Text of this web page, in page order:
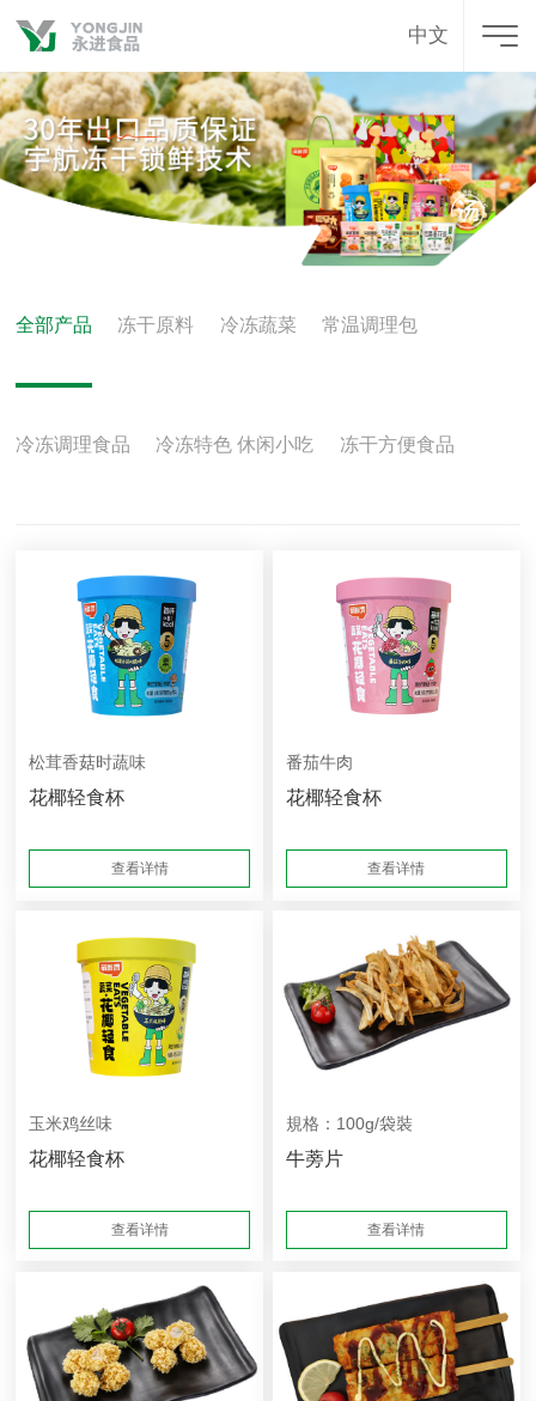
中文
全部产品 冻干原料 冷冻蔬菜 常温调理包
冷冻调理食品 冷冻特色 休闲小吃 冻干方便食品
松茸香菇时蔬味
花椰轻食杯
查看详情
番茄牛肉
花椰轻食杯
查看详情
玉米鸡丝味
花椰轻食杯
查看详情
規格：100g/袋裝
牛蒡片
查看详情